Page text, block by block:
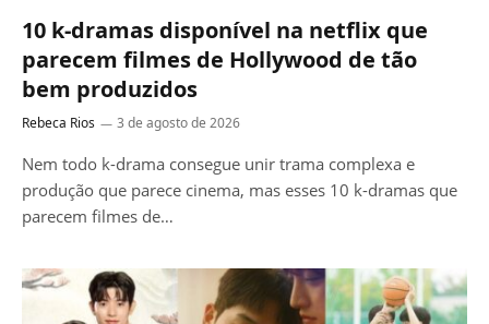
10 k-dramas disponível na netflix que
parecem filmes de Hollywood de tão
bem produzidos
Rebeca Rios 3 de agosto de 2026
Nem todo k-drama consegue unir trama complexa e
produção que parece cinema, mas esses 10 k-dramas que
parecem filmes de…